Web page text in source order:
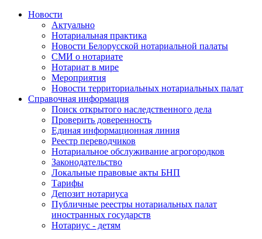
Новости
Актуально
Нотариальная практика
Новости Белорусской нотариальной палаты
СМИ о нотариате
Нотариат в мире
Мероприятия
Новости территориальных нотариальных палат
Справочная информация
Поиск открытого наследственного дела
Проверить доверенность
Единая информационная линия
Реестр переводчиков
Нотариальное обслуживание агрогородков
Законодательство
Локальные правовые акты БНП
Тарифы
Депозит нотариуса
Публичные реестры нотариальных палат
иностранных государств
Нотариус - детям